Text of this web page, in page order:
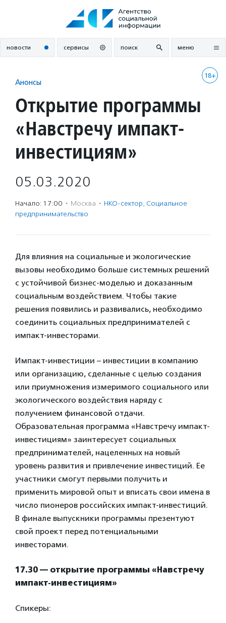
новости сервисы поиск меню
18+
Анонсы
Открытие программы
«Навстречу импакт-
инвестициям»
05.03.2020
Начало: 17:00 · Москва · НКО-сектор, Социальное
предпри­нима­тель­ство
Для влияния на социальные и экологические
вызовы необходимо больше системных решений
с устойчивой бизнес-моделью и доказанным
социальным воздействием. Чтобы такие
решения появились и развивались, необходимо
соединить социальных предпринимателей с
импакт-инвесторами.
Импакт-инвестиции – инвестиции в компанию
или организацию, сделанные с целью создания
или приумножения измеримого социального или
экологического воздействия наряду с
получением финансовой отдачи.
Образовательная программа «Навстречу импакт-
инвестициям» заинтересует социальных
предпринимателей, нацеленных на новый
уровень развития и привлечение инвестиций. Ее
участники смогут первыми получить и
применить мировой опыт и вписать свои имена в
число пионеров российских импакт-инвестиций.
В финале выпускники программы презентуют
свой проект перед потенциальными
инвесторами.
17.30 — открытие программы «Навстречу
импакт-инвестициям»
Спикеры: